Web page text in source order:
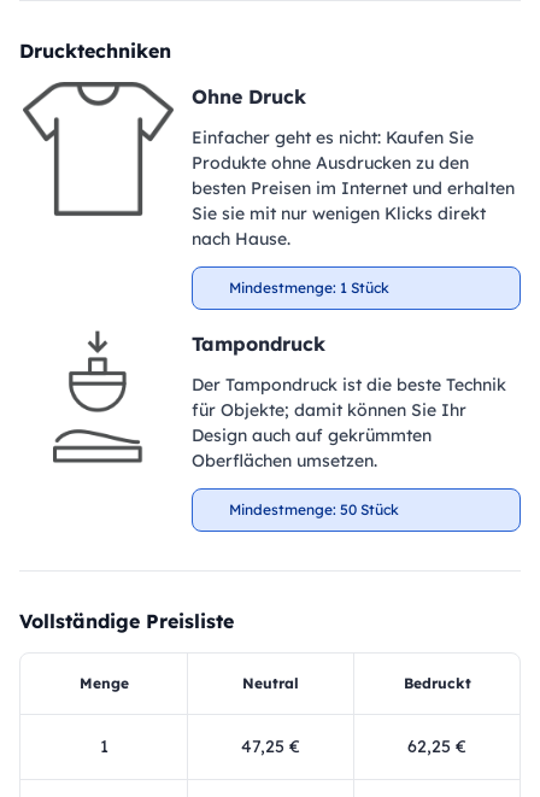
Drucktechniken
Ohne Druck
Einfacher geht es nicht: Kaufen Sie
Produkte ohne Ausdrucken zu den
besten Preisen im Internet und erhalten
Sie sie mit nur wenigen Klicks direkt
nach Hause.
Mindestmenge: 1 Stück
Tampondruck
Der Tampondruck ist die beste Technik
für Objekte; damit können Sie Ihr
Design auch auf gekrümmten
Oberflächen umsetzen.
Mindestmenge: 50 Stück
Vollständige Preisliste
Menge Neutral Bedruckt
1 47,25 € 62,25 €